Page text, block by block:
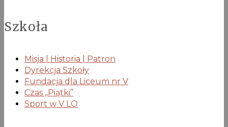
Szkoła
Misja | Historia | Patron
Dyrekcja Szkoły
Fundacja dla Liceum nr V
Czas „Piątki”
Sport w V LO